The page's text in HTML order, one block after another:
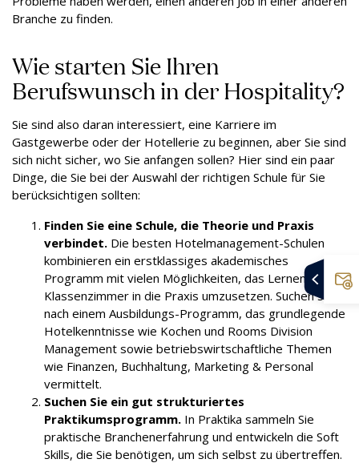
Branche zu finden.
Wie starten Sie Ihren
Berufswunsch in der Hospitality?
Sie sind also daran interessiert, eine Karriere im
Gastgewerbe oder der Hotellerie zu beginnen, aber Sie sind
sich nicht sicher, wo Sie anfangen sollen? Hier sind ein paar
Dinge, die Sie bei der Auswahl der richtigen Schule für Sie
berücksichtigen sollten:
Finden Sie eine Schule, die Theorie und Praxis
verbindet. Die besten Hotelmanagement-Schulen
kombinieren ein erstklassiges akademisches
Programm mit vielen Möglichkeiten, das Lernen im
Klassenzimmer in die Praxis umzusetzen. Suchen Sie
nach einem Ausbildungs-Programm, das grundlegende
Hotelkenntnisse wie Kochen und Rooms Division
Management sowie betriebswirtschaftliche Themen
wie Finanzen, Buchhaltung, Marketing & Personal
vermittelt.
Suchen Sie ein gut strukturiertes
Praktikumsprogramm. In Praktika sammeln Sie
praktische Branchenerfahrung und entwickeln die Soft
Skills, die Sie benötigen, um sich selbst zu übertreffen.